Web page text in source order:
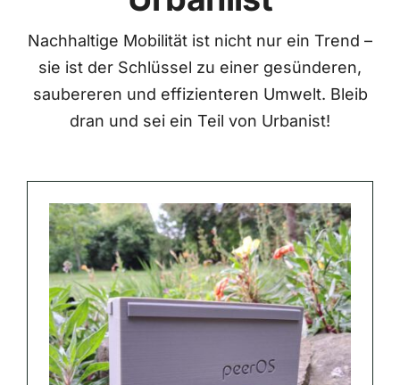
Nachhaltige Mobilität ist nicht nur ein Trend –
sie ist der Schlüssel zu einer gesünderen,
saubereren und effizienteren Umwelt. Bleib
dran und sei ein Teil von Urbanist!